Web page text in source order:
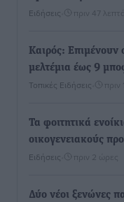
Ειδήσεις πριν 47 λεπτά
Καιρός: Επιμένουν
μελτέμια έως 9
Τοπικές Ειδήσεις πριν
Τα φοιτητικά
οικογενειακούς
Ειδήσεις πριν 2 ώρες
Δύο νέοι ξενώνες